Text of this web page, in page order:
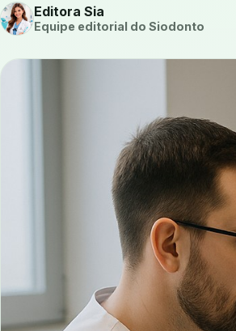
Editora Sia
Equipe editorial do Siodonto